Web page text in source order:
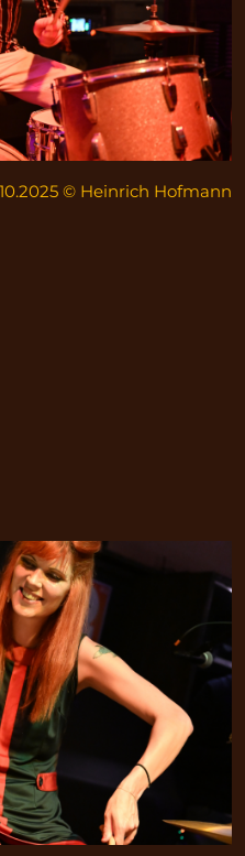
© Heinrich Hofmann